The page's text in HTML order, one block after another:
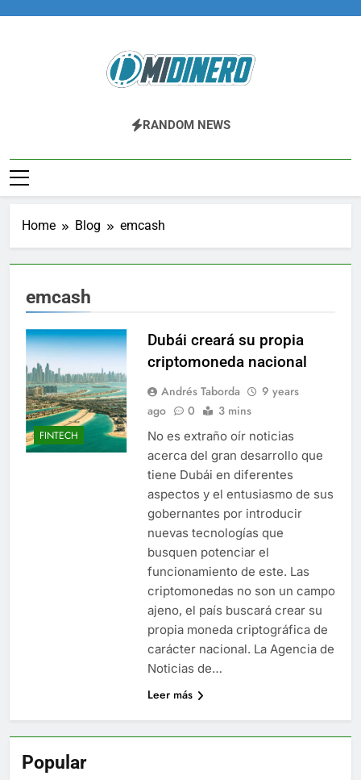
Midinero.co
Fintech, Criptomonedas
RANDOM NEWS
Home Blog emcash
emcash
FINTECH
Dubái creará su propia
criptomoneda nacional
Andrés Taborda
9 years
ago
0 3 mins
No es extraño oír noticias
acerca del gran desarrollo que
tiene Dubái en diferentes
aspectos y el entusiasmo de sus
gobernantes por introducir
nuevas tecnologías que
busquen potenciar el
funcionamiento de este. Las
criptomonedas no son un campo
ajeno, el país buscará crear su
propia moneda criptográfica de
carácter nacional. La Agencia de
Noticias de…
Leer más
Popular